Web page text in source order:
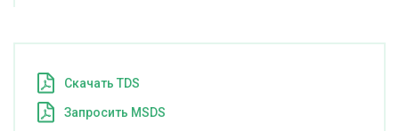
Cкачать TDS
Запросить MSDS